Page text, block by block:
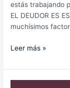
estás trabajando
EL DEUDOR ES
muchísimos
Leer más »